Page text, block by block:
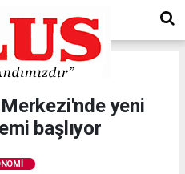
yeni
başlıyor